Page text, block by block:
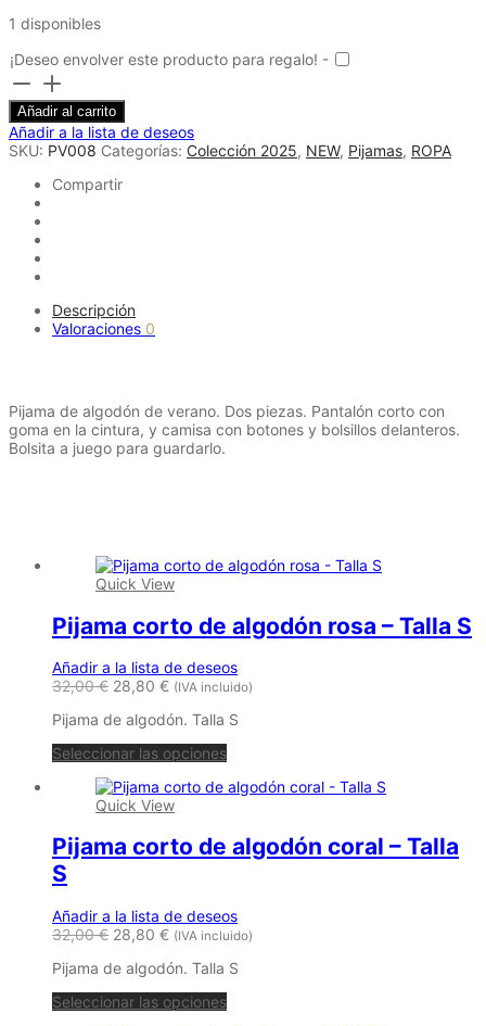
1 disponibles
¡Deseo envolver este producto para regalo! -
Pijama
corto
de
algodón
rosa
Talla
M
cantidad
Añadir al carrito
Añadir a la lista de deseos
SKU: PV008 Categorías: Colección 2025, NEW, Pijamas, ROPA
Compartir
Descripción
Valoraciones 0
Pijama de algodón de verano. Dos piezas. Pantalón corto con
goma en la cintura, y camisa con botones y bolsillos delanteros.
Bolsita a juego para guardarlo.
Quick View
Pijama corto de algodón rosa – Talla S
Añadir a la lista de deseos
32,00€ 28,80 € (IVA incluido)
Pijama de algodón. Talla S
Seleccionar las opciones
Quick View
Pijama corto de algodón coral – Talla
S
Añadir a la lista de deseos
32,00€ 28,80 € (IVA incluido)
Pijama de algodón. Talla S
Seleccionar las opciones